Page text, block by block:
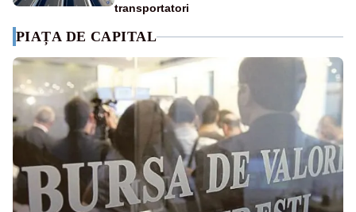
transportatori
PIAȚA DE CAPITAL